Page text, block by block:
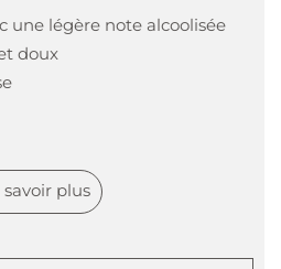
une légère note alcoolisée
doux
savoir plus